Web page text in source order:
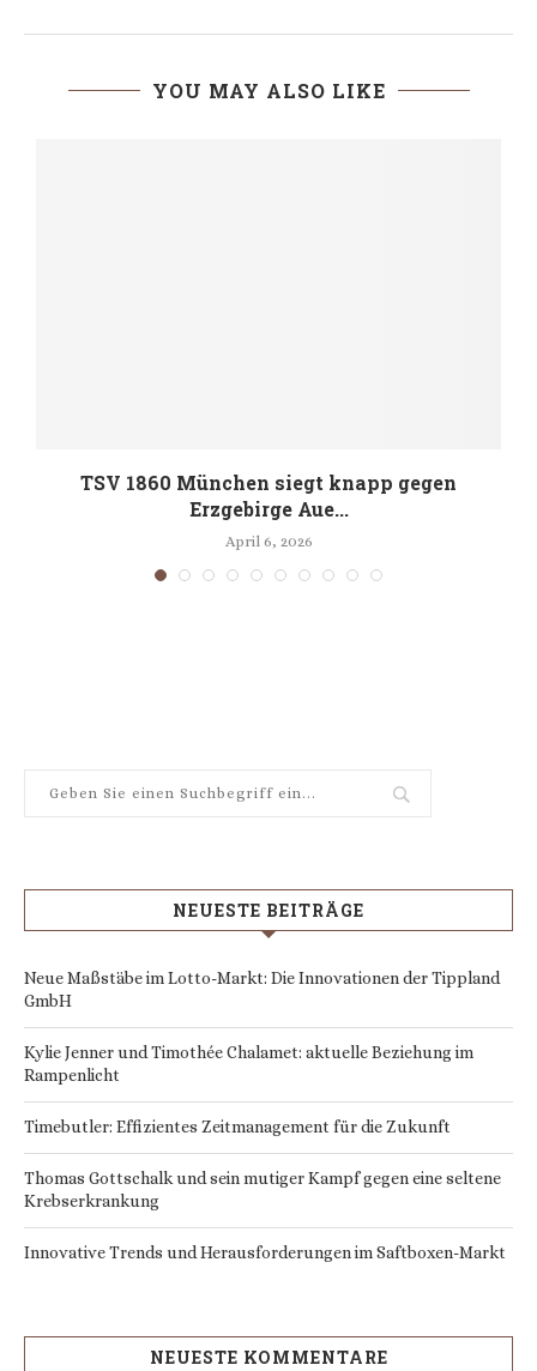
YOU MAY ALSO LIKE
TSV 1860 München siegt knapp gegen
Erzgebirge Aue...
April 6, 2026
NEUESTE BEITRÄGE
Neue Maßstäbe im Lotto-Markt: Die Innovationen der Tippland
GmbH
Kylie Jenner und Timothée Chalamet: aktuelle Beziehung im
Rampenlicht
Timebutler: Effizientes Zeitmanagement für die Zukunft
Thomas Gottschalk und sein mutiger Kampf gegen eine seltene
Krebserkrankung
Innovative Trends und Herausforderungen im Saftboxen-Markt
NEUESTE KOMMENTARE